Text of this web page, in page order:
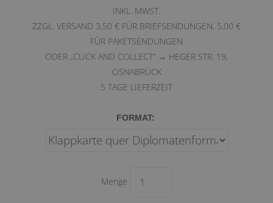
INKL. MWST.
ZZGL. VERSAND 3,50 € FÜR BRIEFSENDUNGEN, 5,00 €
FÜR PAKETSENDUNGEN
ODER „CLICK AND COLLECT“ → HEGER STR. 19,
OSNABRÜCK
5 TAGE LIEFERZEIT
FORMAT:
Menge